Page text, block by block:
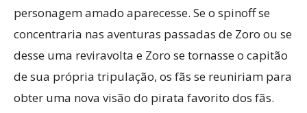
personagem amado aparecesse. Se o spinoff se
concentraria nas aventuras passadas de Zoro ou se
desse uma reviravolta e Zoro se tornasse o capitão
de sua própria tripulação, os fãs se reuniriam para
obter uma nova visão do pirata favorito dos fãs.